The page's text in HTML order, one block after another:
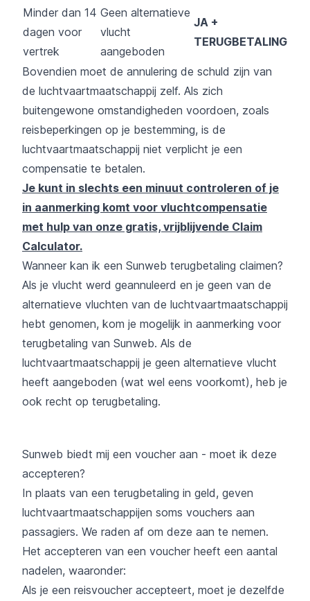
Minder dan 14
dagen voor
vertrek
Geen alternatieve
vlucht
aangeboden
JA +
TERUGBETALING
Bovendien moet de annulering de schuld zijn van
de luchtvaartmaatschappij zelf. Als zich
buitengewone omstandigheden voordoen, zoals
reisbeperkingen op je bestemming, is de
luchtvaartmaatschappij niet verplicht je een
compensatie te betalen.
Je kunt in slechts een minuut controleren of je
in aanmerking komt voor vluchtcompensatie
met hulp van onze gratis, vrijblijvende Claim
Calculator.
Wanneer kan ik een Sunweb terugbetaling claimen?
Als je vlucht werd geannuleerd en je geen van de
alternatieve vluchten van de luchtvaartmaatschappij
hebt genomen, kom je mogelijk in aanmerking voor
terugbetaling van Sunweb. Als de
luchtvaartmaatschappij je geen alternatieve vlucht
heeft aangeboden (wat wel eens voorkomt), heb je
ook recht op terugbetaling.
Sunweb biedt mij een voucher aan - moet ik deze
accepteren?
In plaats van een terugbetaling in geld, geven
luchtvaartmaatschappijen soms vouchers aan
passagiers. We raden af om deze aan te nemen.
Het accepteren van een voucher heeft een aantal
nadelen, waaronder:
Als je een reisvoucher accepteert, moet je dezelfde